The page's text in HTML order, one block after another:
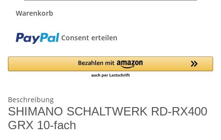
Warenkorb
Consent erteilen
Beschreibung
SHIMANO SCHALTWERK RD-RX400
GRX 10-fach